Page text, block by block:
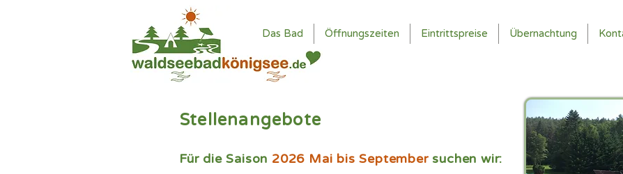
Das Bad Öffnungszeiten Eintrittspreise Übernachtung
Stellenangebote
Für die Saison 2026 Mai bis September suchen wir: